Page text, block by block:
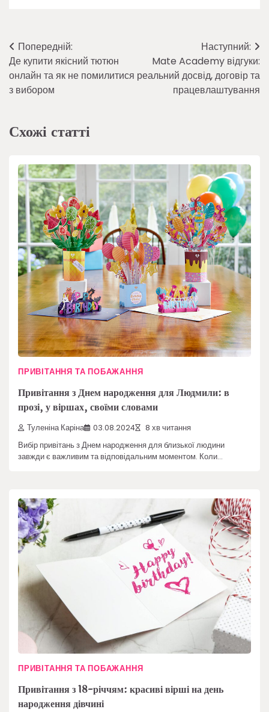
Навігація
записів
Попередній:
Де купити якісний тютюн
онлайн та як не помилитися
з вибором
Наступний:
Mate Academy відгуки:
реальний досвід, договір та
працевлаштування
Схожі статті
ПРИВІТАННЯ ТА ПОБАЖАННЯ
Привітання з Днем народження для Людмили: в
прозі, у віршах, своїми словами
Туленіна Каріна 03.08.2024 8 хв читання
Вибір привітань з Днем народження для близької людини
завжди є важливим та відповідальним моментом. Коли…
ПРИВІТАННЯ ТА ПОБАЖАННЯ
Привітання з 18-річчям: красиві вірші на день
народження дівчині